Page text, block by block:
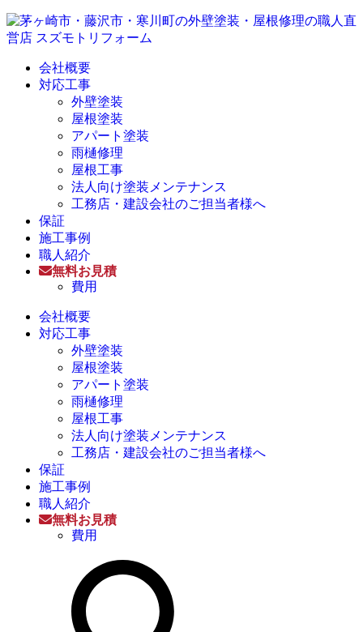
会社概要
対応工事
外壁塗装
屋根塗装
アパート塗装
雨樋修理
屋根工事
法人向け塗装メンテナンス
工務店・建設会社のご担当者様へ
保証
施工事例
職人紹介
無料お見積
費用
会社概要
対応工事
外壁塗装
屋根塗装
アパート塗装
雨樋修理
屋根工事
法人向け塗装メンテナンス
工務店・建設会社のご担当者様へ
保証
施工事例
職人紹介
無料お見積
費用